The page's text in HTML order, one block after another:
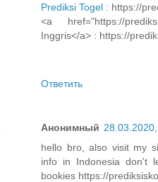
Prediksi Togel : https://
<a href="https://
Inggris</a> : https://
Ответить
Анонимный
hello bro, also visit my
info in Indonesia don't
bookies https://